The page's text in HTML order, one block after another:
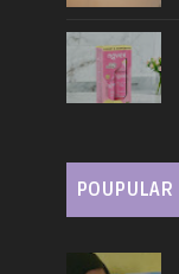
POUPULAR